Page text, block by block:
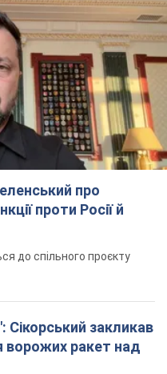
про
проти Росії й
до спільного проєкту
Сікорський закликав
ворожих ракет над